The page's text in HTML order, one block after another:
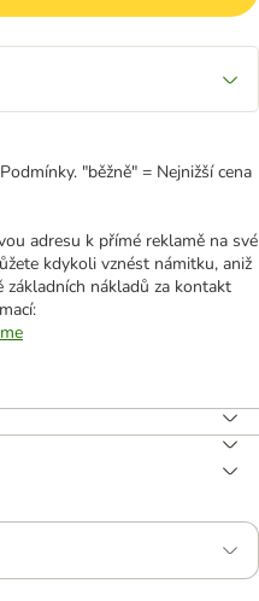
"běžně" = Nejnižší cena
adresu k přímé reklamě na své
kdykoli vznést námitku, aniž
nákladů za kontakt